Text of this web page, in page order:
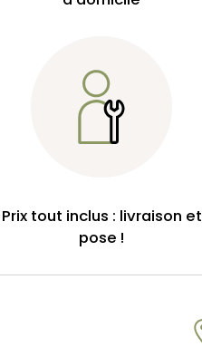
Prix tout inclus : livraison et
pose !